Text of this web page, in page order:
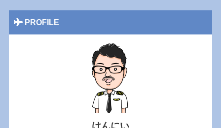
PROFILE
けんにい